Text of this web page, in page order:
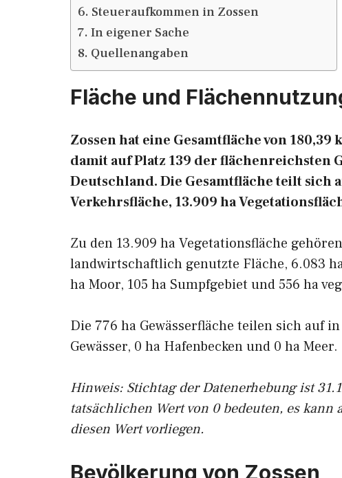
Steueraufkommen in Zossen
In eigener Sache
Quellenangaben
Fläche und
Zossen hat eine Gesamtfläche von
damit auf Platz 139 der
Deutschland. Die Gesamtfläche teilt sich
Verkehrsfläche, 13.909 ha
Zu den 13.909 ha Vegetationsfläche
landwirtschaftlich genutzte Fläche, 6.083
ha Moor, 105 ha Sumpfgebiet und 556 ha
Die 776 ha Gewässerfläche teilen sich auf
Gewässer, 0 ha Hafenbecken und 0 ha Meer.
Hinweis: Stichtag der Datenerhebung ist
tatsächlichen Wert von 0 bedeuten, es
diesen Wert vorliegen.
Bevölkerung von Zossen